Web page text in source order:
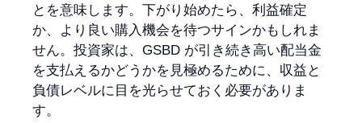
とを意味します。下がり始めたら、利益確定
か、より良い購入機会を待つサインかもしれま
せん。投資家は、GSBD が引き続き高い配当金
を支払えるかどうかを見極めるために、収益と
負債レベルに目を光らせておく必要がありま
す。